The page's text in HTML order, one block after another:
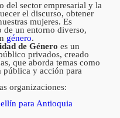
del sector empresarial y la
el discurso, obtener
mujeres. Es
de un entorno diverso,
género.
de Género es un
privados, creado
que aborda temas como
pública y acción para
organizaciones:
para Antioquia